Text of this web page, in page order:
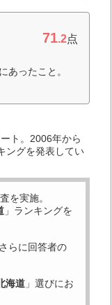
71.2点
あったこと。
ト。2006年から
ングを発表してい
を実施。
」ランキングを
らに回答者の
海道 」選びにお